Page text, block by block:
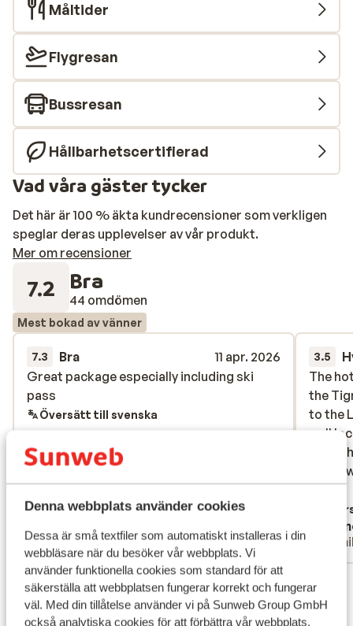
Denna webbplats använder cookies
Dessa är små textfiler som automatiskt installeras i din
webbläsare när du besöker vår webbplats. Vi
använder funktionella cookies som standard för att
säkerställa att webbplatsen fungerar korrekt och fungerar
väl. Med din tillåtelse använder vi på Sunweb Group GmbH
också analytiska cookies för att förbättra vår webbplats,
Måltider
Flygresan
Bussresan
Hållbarhetscertifierad
Vad våra gäster tycker
Det här är 100 % äkta kundrecensioner som verkligen
speglar deras upplevelser av vår produkt.
Mer om recensioner
7.2 Bra
44 omdömen
Mest bokad av vänner
7.3 Bra
11 apr. 2026
Great package especially including ski
pass
Great package especially including ski
pass
Översätt till svenska
Ensam förälder
3.5
The
the
to the
well
water
leave
In
in
the
kids
pm
The
the
to the
well
water
Visa alla 44 omdömen
Läge